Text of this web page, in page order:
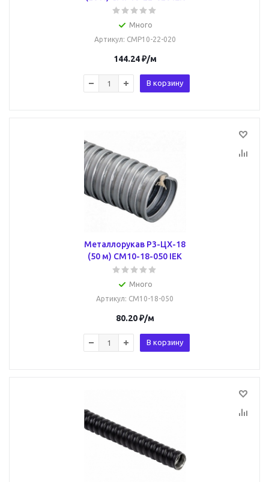
Много
Артикул: CMP10-22-020
144.24₽/м
В корзину
Металлорукав Р3-ЦХ-18
(50 м) CM10-18-050 IEK
Много
Артикул: CM10-18-050
80.20₽/м
В корзину